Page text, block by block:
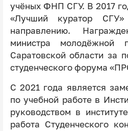
учёных ФНП СГУ. В 2017
«Лучший куратор СГУ»
направлению.
министра молодёжной
Саратовской области за
студенческого форума
С 2021 года является
по учебной работе в
руководством в
работа Студенческого